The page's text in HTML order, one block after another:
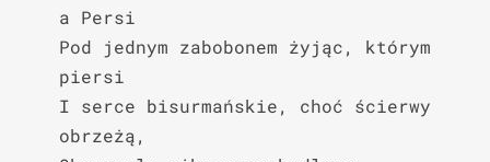
a Persi
Pod jednym zabobonem żyjąc, którym
piersi
I serce bisurmańskie, choć ścierwy
obrzeżą,